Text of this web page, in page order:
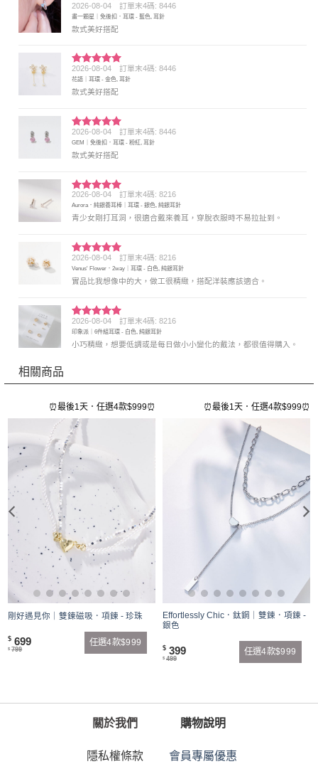
評分5滿
分 5
2026-08-04 訂單末4碼: 8446
畫一顆星｜免後扣．耳環 - 藍色, 耳針
款式美好搭配
評分5 滿
分 5
2026-08-04 訂單末4碼: 8446
花語｜耳環 - 金色, 耳針
款式美好搭配
評分5 滿
分 5
2026-08-04 訂單末4碼: 8446
GEM｜免後扣．耳環 - 粉紅, 耳針
款式美好搭配
評分5 滿
分 5
2026-08-04 訂單末4碼: 8216
Aurora．純銀養耳棒｜耳環 - 銀色, 純銀耳針
青少女剛打耳洞，很適合戴來養耳，穿脫衣服時不易拉扯到。
評分5 滿
分 5
2026-08-04 訂單末4碼: 8216
Venus' Flower．2way｜耳環 - 白色, 純銀耳針
實品比我想像中的大，做工很精緻，搭配洋裝應該適合。
評分5滿
分 5
2026-08-04 訂單末4碼: 8216
印象派｜6件組耳環 - 白色, 純銀耳針
小巧精緻，想要低調或是每日做小小變化的戴法，都很值得購入。
相關商品
⏰最後1天．任選4款$999⏰
剛好遇見你｜雙鍊磁吸．項鍊 - 珍珠
$ 699
$ 799
任選4款$999
⏰最後1天．任選4款$999⏰
Effortlessly Chic．鈦鋼｜雙鍊．項鍊 -
銀色
$ 399
$ 499
任選4款$999
關於我們
隱私權條款
購物說明
會員專屬優惠